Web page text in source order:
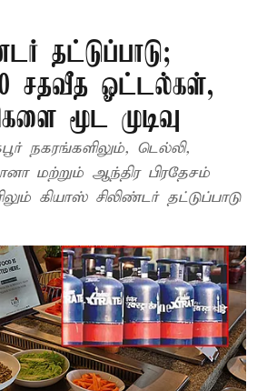
தட்டுப்பாடு;
சதவீத ஓட்டல்கள்,
மூட முடிவு
நகரங்களிலும், டெல்லி,
மற்றும் ஆந்திர பிரதேசம்
கியாஸ் சிலிண்டர் தட்டுப்பாடு